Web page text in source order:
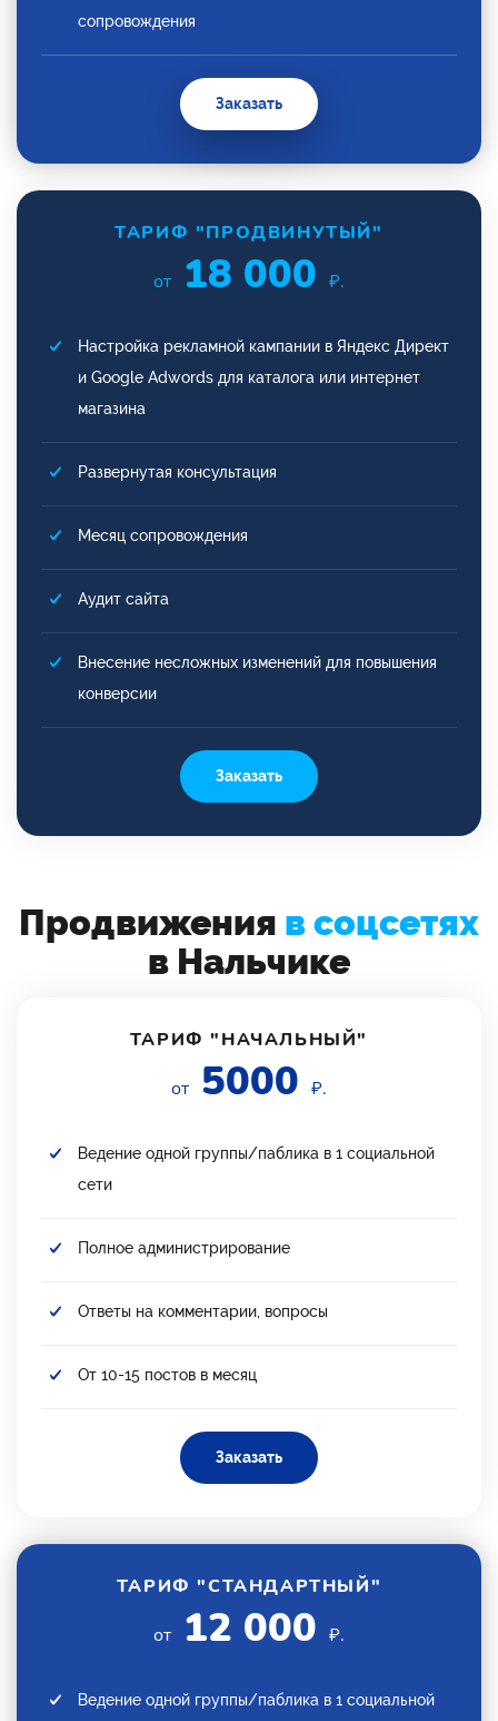
сопровождения
Заказать
ТАРИФ "ПРОДВИНУТЫЙ"
от 18 000 ₽.
Настройка рекламной кампании в Яндекс Директ
и Google Adwords для каталога или интернет
магазина
Развернутая консультация
Месяц сопровождения
Аудит сайта
Внесение несложных изменений для повышения
конверсии
Заказать
Продвижения в соцсетях
в Нальчике
ТАРИФ "НАЧАЛЬНЫЙ"
от 5000 ₽.
Ведение одной группы/паблика в 1 социальной
сети
Полное администрирование
Ответы на комментарии, вопросы
От 10-15 постов в месяц
Заказать
ТАРИФ "СТАНДАРТНЫЙ"
от 12 000 ₽.
Ведение одной группы/паблика в 1 социальной